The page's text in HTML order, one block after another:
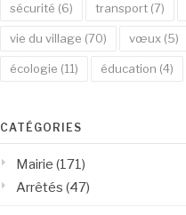
sécurité (6) transport(7)
vie du village (70) vœux(5)
écologie (11) éducation (4)
CATÉGORIES
Mairie (171)
Arrêtés (47)